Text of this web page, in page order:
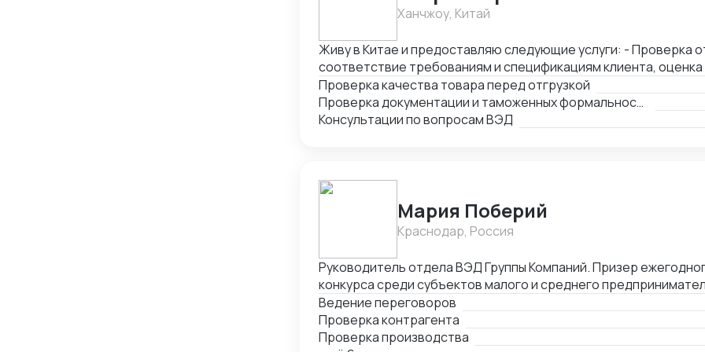
Ханчжоу, Китай
Живу в Китае и предоставляю следующие услуги: - Проверка
соответствие требованиям и спецификациям клиента,
документации и упаковки товара. - Проверка соответствия
транспортным нормам. - Консультации по вопросам импорта и
Проверка качества товара перед отгрузкой
Проверка документации и таможенных формальностей
Консультации по вопросам ВЭД
Мария Поберий
Краснодар, Россия
Руководитель отдела ВЭД Группы Компаний. Призер
конкурса среди субъектов малого и среднего
года» в Краснодарском крае. 17 лет в импорте, экспорте, белом ВЭД.
000 часов успешных переговоров онлайн и офлайн, устных и
поставщиками и потенциальными Покупателями на
Ведение переговоров
Проверка контрагента
Проверка производства